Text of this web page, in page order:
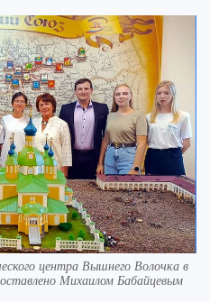
центра Вышнего Волочка в
Михаилом Бабайцевым